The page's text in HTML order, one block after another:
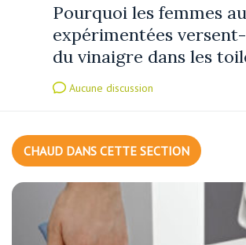
Pourquoi les femmes
expérimentées
du vinaigre dans les
Aucune discussion
CHAUD DANS CETTE SECTION